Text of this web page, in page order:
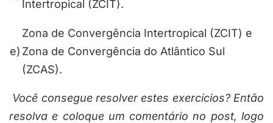
Intertropical (ZCIT).
e)
Zona de Convergência Intertropical (ZCIT) e
Zona de Convergência do Atlântico Sul
(ZCAS).
Você consegue resolver estes exercícios? Então
resolva e coloque um comentário no post, logo